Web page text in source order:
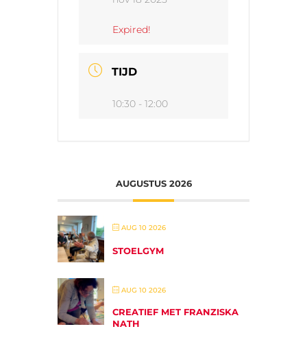
Expired!
TIJD
10:30 - 12:00
AUGUSTUS 2026
AUG 10 2026
STOELGYM
AUG 10 2026
CREATIEF MET FRANZISKA
NATH